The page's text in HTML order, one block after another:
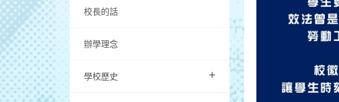
校長的話
辦學理念
學校歷史 +